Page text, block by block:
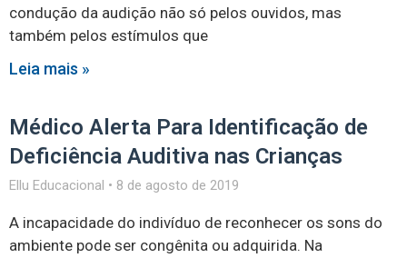
condução da audição não só pelos ouvidos, mas
também pelos estímulos que
Leia mais »
Médico Alerta Para Identificação de
Deficiência Auditiva nas Crianças
Ellu Educacional 8 de agosto de 2019
A incapacidade do indivíduo de reconhecer os sons do
ambiente pode ser congênita ou adquirida. Na